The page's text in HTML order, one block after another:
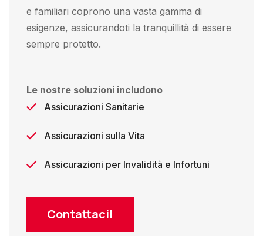
e familiari coprono una vasta gamma di
esigenze, assicurandoti la tranquillità di essere
sempre protetto.
Le nostre soluzioni includono
Assicurazioni Sanitarie
Assicurazioni sulla Vita
Assicurazioni per Invalidità e Infortuni
Contattaci!